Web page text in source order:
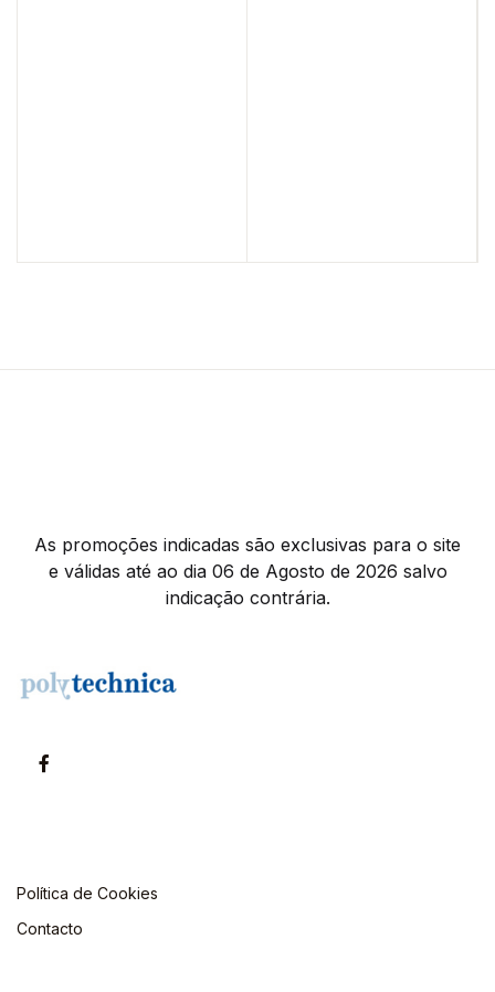
As promoções indicadas são exclusivas para o site
e válidas até ao dia 06 de Agosto de 2026 salvo
indicação contrária.
Política de Cookies
Contacto